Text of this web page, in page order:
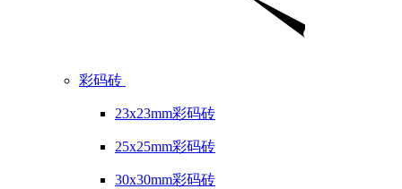
彩码砖
23x23mm彩码砖
25x25mm彩码砖
30x30mm彩码砖